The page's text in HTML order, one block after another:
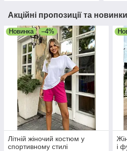
Акційні пропозиції та новинки
Новинка –4%
Літній жіночий костюм у
спортивному стилі
і